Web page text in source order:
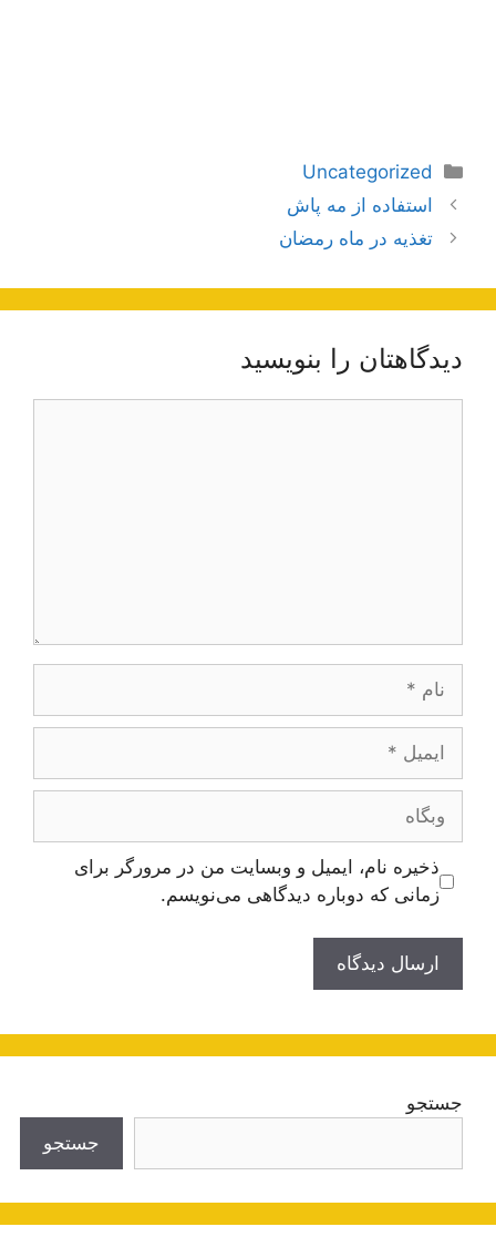
دسته‌ها
Uncategorized
ناوبری
نوشته‌ها
استفاده از مه پاش
تغذیه در ماه رمضان
دیدگاهتان را بنویسید
ایمیل
وبگاه
ذخیره نام، ایمیل و وبسایت من در مرورگر برای
زمانی که دوباره دیدگاهی می‌نویسم.
جستجو
جستجو